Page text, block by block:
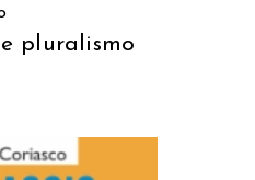
pluralismo